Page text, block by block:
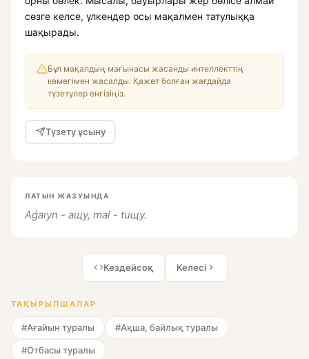
сөзге келсе, үлкендер осы мақалмен татулыққа
шақырады.
Бұл мақалдың мағынасы жасанды интеллекттің
көмегімен жасалды. Қажет болған жағдайда
түзетулер енгізіңіз.
Түзету ұсыну
ЛАТЫН ЖАЗУЫНДА
Aǵaıyn - aщy, mal - tuщy.
Кездейсоқ Келесі
ТАҚЫРЫПШАЛАР
#Ағайын туралы #Ақша, байлық туралы
#Отбасы туралы